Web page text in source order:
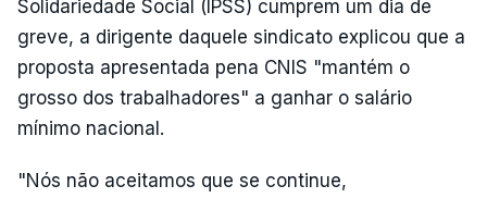
Solidariedade Social (IPSS) cumprem um dia de
greve, a dirigente daquele sindicato explicou que a
proposta apresentada pena CNIS "mantém o
grosso dos trabalhadores" a ganhar o salário
mínimo nacional.
"Nós não aceitamos que se continue,